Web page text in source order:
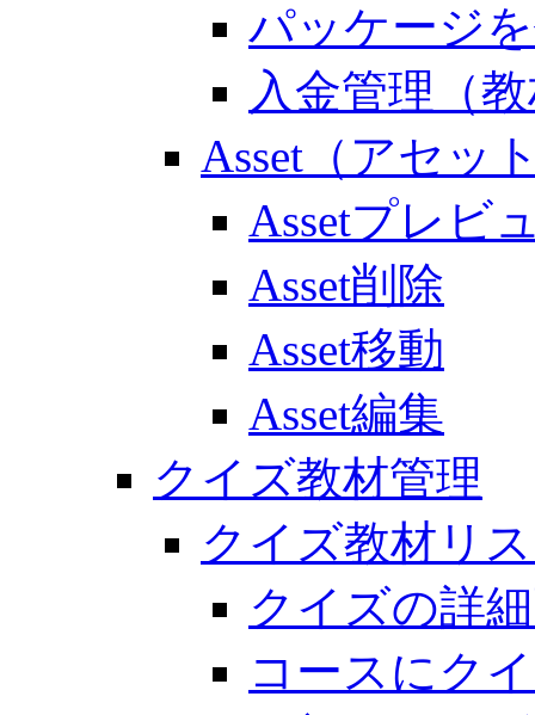
パッケージ
入金管理（
Asset（アセッ
Assetプレビ
Asset削除
Asset移動
Asset編集
クイズ教材管理
クイズ教材リ
クイズの詳
コースにク